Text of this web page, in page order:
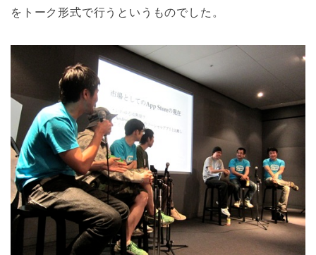
をトーク形式で行うというものでした。